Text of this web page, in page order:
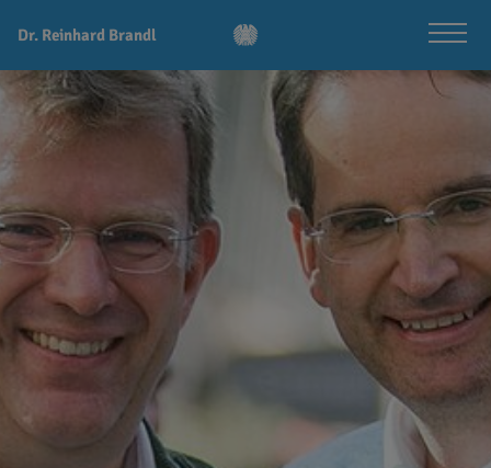
Dr. Reinhard Brandl